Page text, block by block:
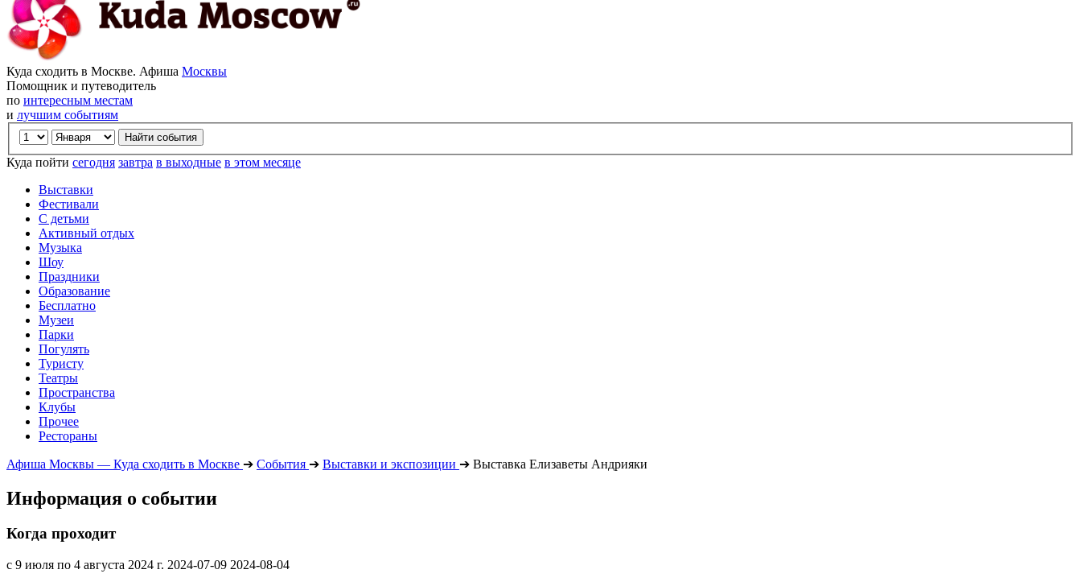
Куда сходить в Москве. Афиша Москвы
Помощник и путеводитель
по интересным местам
и лучшим событиям
Куда пойти сегодня завтра в выходные в этом месяце
Выставки
Фестивали
С детьми
Активный отдых
Музыка
Шоу
Праздники
Образование
Бесплатно
Музеи
Парки
Погулять
Туристу
Театры
Пространства
Клубы
Прочее
Рестораны
Афиша Москвы — Куда сходить в Москве ➔ События ➔ Выставки и экспозиции ➔ Выставка Елизаветы Андрияки
Информация о событии
Когда проходит
с 9 июля по 4 августа 2024 г. 2024-07-09 2024-08-04